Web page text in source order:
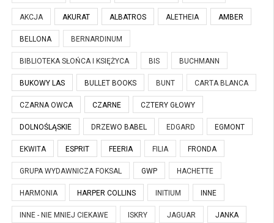
AKCJA AKURAT ALBATROS ALETHEIA AMBER
BELLONA BERNARDINUM
BIBLIOTEKA SŁOŃCA I KSIĘŻYCA BIS BUCHMANN
BUKOWY LAS BULLET BOOKS BUNT CARTA BLANCA
CZARNA OWCA CZARNE CZTERY GŁOWY
DOLNOŚLĄSKIE DRZEWO BABEL EDGARD EGMONT
EKWITA ESPRIT FEERIA FILIA FRONDA
GRUPA WYDAWNICZA FOKSAL GWP HACHETTE
HARMONIA HARPER COLLINS INITIUM INNE
INNE - NIE MNIEJ CIEKAWE ISKRY JAGUAR JANKA